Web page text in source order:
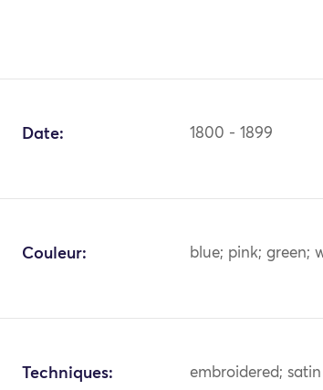
Date: 1800 - 1899
Couleur: blue; pink; green;
Techniques: embroidered;